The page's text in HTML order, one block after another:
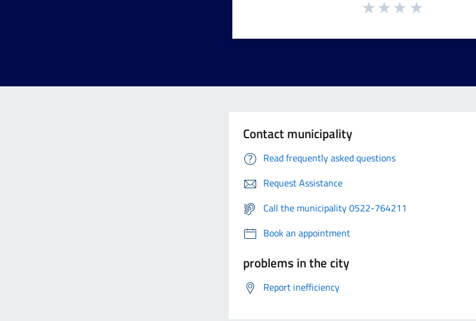
Contact municipality
Read frequently asked questions
Request Assistance
Call the municipality 0522-764211
Book an appointment
problems in the city
Report inefficiency